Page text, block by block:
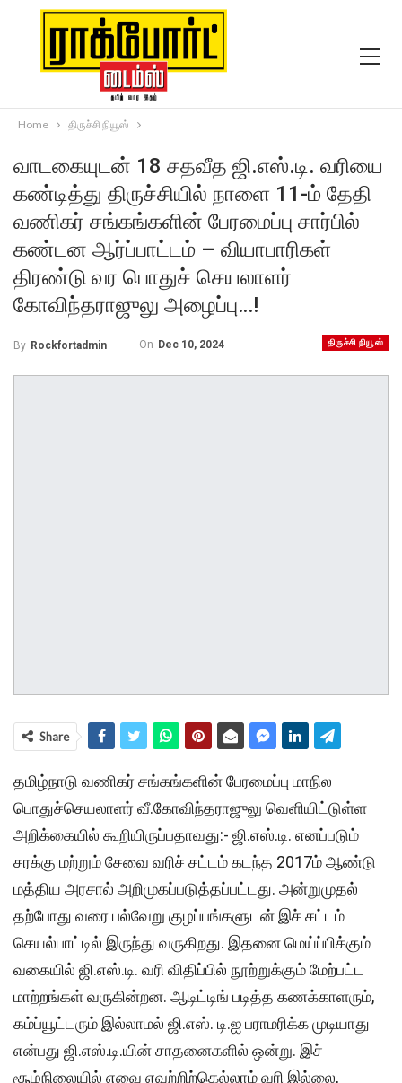
Home திருச்சி நியூஸ்
வாடகையுடன் 18 சதவீத ஜி.எஸ்.டி. வரியை
கண்டித்து திருச்சியில் நாளை 11-ம் தேதி
வணிகர் சங்கங்களின் பேரமைப்பு சார்பில்
கண்டன ஆர்ப்பாட்டம் – வியாபாரிகள்
திரண்டு வர பொதுச் செயலாளர்
கோவிந்தராஜுலு அழைப்பு…!
திருச்சி நியூஸ்
By Rockfortadmin On Dec 10, 2024
Share
தமிழ்நாடு வணிகர் சங்கங்களின் பேரமைப்பு மாநில
பொதுச்செயலாளர் வீ.கோவிந்தராஜுலு வெளியிட்டுள்ள
அறிக்கையில் கூறியிருப்பதாவது:- ஜி.எஸ்.டி. எனப்படும்
சரக்கு மற்றும் சேவை வரிச் சட்டம் கடந்த 2017ம் ஆண்டு
மத்திய அரசால் அறிமுகப்படுத்தப்பட்டது. அன்றுமுதல்
தற்போது வரை பல்வேறு குழப்பங்களுடன் இச் சட்டம்
செயல்பாட்டில் இருந்து வருகிறது. இதனை மெய்ப்பிக்கும்
வகையில் ஜி.எஸ்.டி. வரி விதிப்பில் நூற்றுக்கும் மேற்பட்ட
மாற்றங்கள் வருகின்றன. ஆடிட்டிங் படித்த கணக்காளரும்,
கம்ப்யூட்டரும் இல்லாமல் ஜி.எஸ். டி.ஐ பராமரிக்க முடியாது
என்பது ஜி.எஸ்.டி.யின் சாதனைகளில் ஒன்று. இச்
சூழ்நிலையில் எவை எவற்றிற்கெல்லாம் வரி இல்லை,